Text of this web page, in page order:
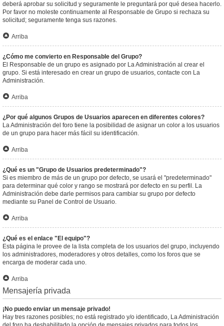
deberá aprobar su solicitud y seguramente le preguntará por qué desea hacerlo.
Por favor no moleste continuamente al Responsable de Grupo si rechaza su
solicitud; seguramente tenga sus razones.
Arriba
¿Cómo me convierto en Responsable del Grupo?
El Responsable de un grupo es asignado por La Administración al crear el
grupo. Si está interesado en crear un grupo de usuarios, contacte con La
Administración.
Arriba
¿Por qué algunos Grupos de Usuarios aparecen en diferentes colores?
La Administración del foro tiene la posibilidad de asignar un color a los usuarios
de un grupo para hacer más fácil su identificación.
Arriba
¿Qué es un "Grupo de Usuarios predeterminado"?
Si es miembro de más de un grupo por defecto, se usará el "predeterminado"
para determinar qué color y rango se mostrará por defecto en su perfil. La
Administración debe darle permisos para cambiar su grupo por defecto
mediante su Panel de Control de Usuario.
Arriba
¿Qué es el enlace "El equipo"?
Esta página le provee de la lista completa de los usuarios del grupo, incluyendo
los administradores, moderadores y otros detalles, como los foros que se
encarga de moderar cada uno.
Arriba
Mensajería privada
¡No puedo enviar un mensaje privado!
Hay tres razones posibles; no está registrado y/o identificado, La Administración